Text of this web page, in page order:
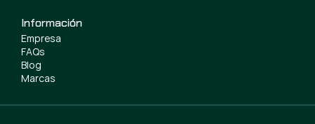
Información
Empresa
FAQs
Blog
Marcas